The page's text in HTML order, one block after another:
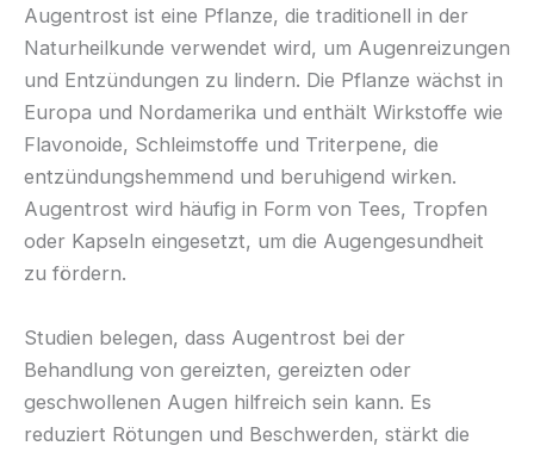
Augentrost ist eine Pflanze, die traditionell in der
Naturheilkunde verwendet wird, um Augenreizungen
und Entzündungen zu lindern. Die Pflanze wächst in
Europa und Nordamerika und enthält Wirkstoffe wie
Flavonoide, Schleimstoffe und Triterpene, die
entzündungshemmend und beruhigend wirken.
Augentrost wird häufig in Form von Tees, Tropfen
oder Kapseln eingesetzt, um die Augengesundheit
zu fördern.
Studien belegen, dass Augentrost bei der
Behandlung von gereizten, gereizten oder
geschwollenen Augen hilfreich sein kann. Es
reduziert Rötungen und Beschwerden, stärkt die